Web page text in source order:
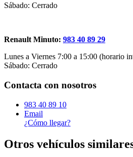
Sábado: Cerrado
Renault Minuto: 983 40 89 29
Lunes a Viernes 7:00 a 15:00 (horario
Sábado: Cerrado
Contacta con nosotros
983 40 89 10
Email
¿Cómo llegar?
Otros vehículos